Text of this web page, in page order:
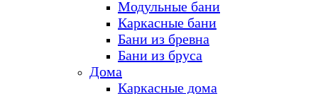
Модульные бани
Каркасные бани
Бани из бревна
Бани из бруса
Дома
Каркасные дома